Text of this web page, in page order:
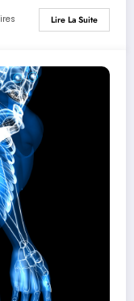
Lire La Suite